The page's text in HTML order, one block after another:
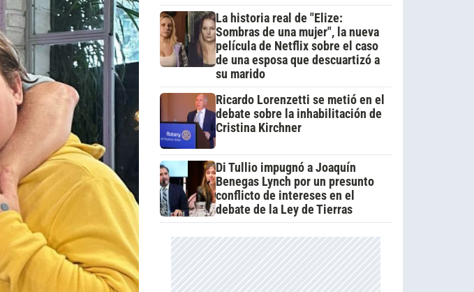
La historia real de "Elize:
Sombras de una mujer", la nueva
película de Netflix sobre el caso
de una esposa que descuartizó a
su marido
Ricardo Lorenzetti se metió en el
debate sobre la inhabilitación de
Cristina Kirchner
Di Tullio impugnó a Joaquín
Benegas Lynch por un presunto
conflicto de intereses en el
debate de la Ley de Tierras